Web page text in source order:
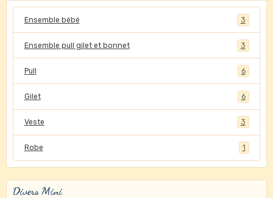
Ensemble bébé 3
Ensemble pull gilet et bonnet 3
Pull 6
Gilet 6
Veste 3
Robe 1
Divers Mini